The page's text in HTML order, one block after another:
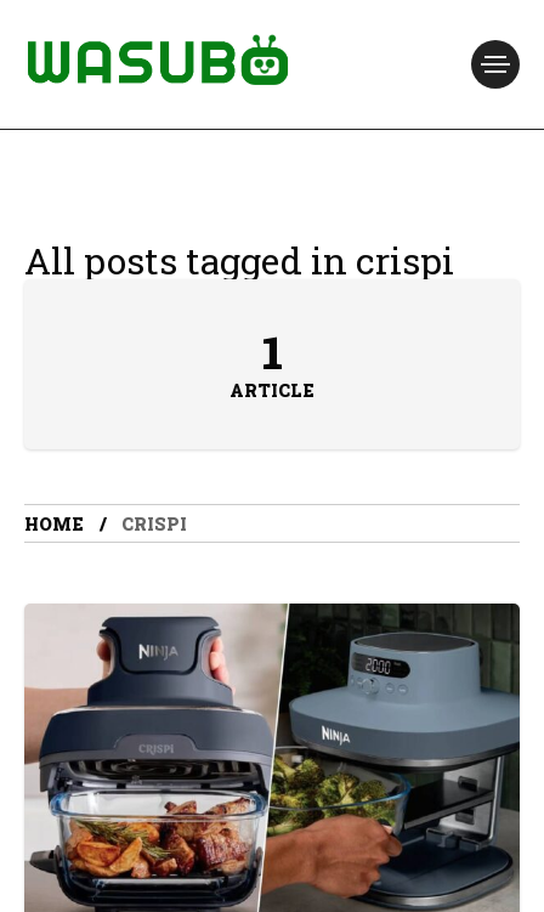
All posts tagged in crispi
1
ARTICLE
HOME CRISPI